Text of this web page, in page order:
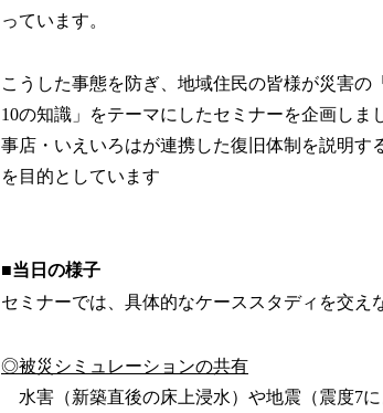
っています。
こうした事態を防ぎ、地域住民の皆様が災害
10の知識」をテーマにしたセミナーを企画し
事店・いえいろはが連携した復旧体制を説明す
を目的としています
■当日の様子
セミナーでは、具体的なケーススタディを交え
◎被災シミュレーションの共有
水害（新築直後の床上浸水）や地震（震度7